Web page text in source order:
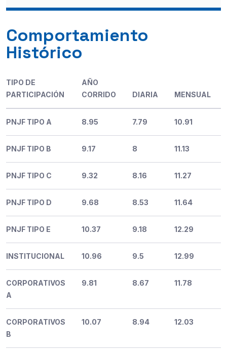
Comportamiento
Histórico
TIPO DE
PARTICIPACIÓN
AÑO
CORRIDO
DIARIA MENSUAL
PNJF TIPO A 8.95 7.79 10.91
PNJF TIPO B 9.17 8 11.13
PNJF TIPO C 9.32 8.16 11.27
PNJF TIPO D 9.68 8.53 11.64
PNJF TIPO E 10.37 9.18 12.29
INSTITUCIONAL 10.96 9.5 12.99
CORPORATIVOS
A
9.81 8.67 11.78
CORPORATIVOS
B
10.07 8.94 12.03